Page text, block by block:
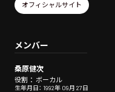
オフィシャルサイト
メンバー
桑原健次
役割： ボーカル
生年月日： 1992年 09月 27日